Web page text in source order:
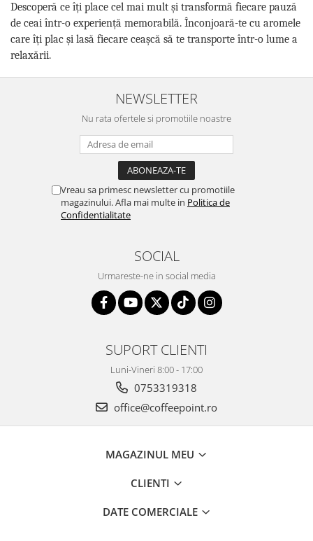
Descoperă ce îți place cel mai mult și transformă fiecare pauză
de ceai într-o experiență memorabilă. Înconjoară-te cu aromele
care îți plac și lasă fiecare ceașcă să te transporte într-o lume a
relaxării.
NEWSLETTER
Nu rata ofertele si promotiile noastre
Vreau sa primesc newsletter cu promotiile
magazinului. Afla mai multe in Politica de
Confidentialitate
SOCIAL
Urmareste-ne in social media
SUPORT CLIENTI
Luni-Vineri 8:00 - 17:00
0753319318
office@coffeepoint.ro
MAGAZINUL MEU
CLIENTI
DATE COMERCIALE